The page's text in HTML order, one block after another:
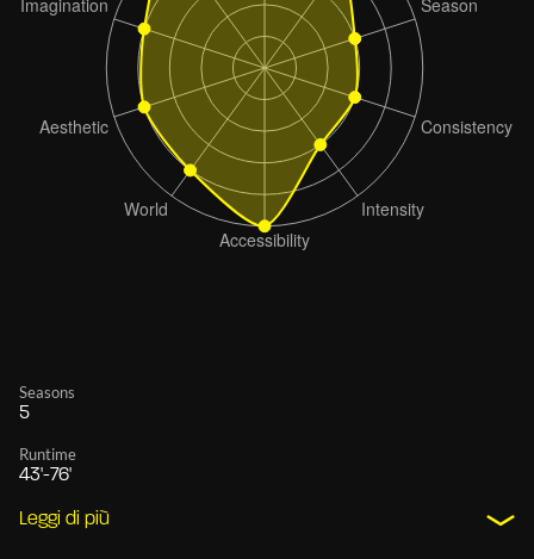
Seasons
5
Runtime
43'-76'
Leggi di più